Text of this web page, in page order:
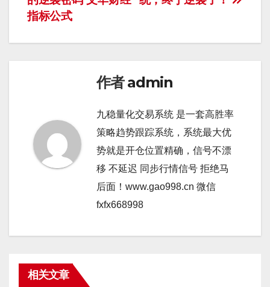
导
航
指标公式
作者admin
九稳量化交易系统 是一套高胜率
策略趋势跟踪系统，系统最大优
势就是开仓位置精确，信号不漂
移 不延迟 同步行情信号 拒绝马
后面！www.gao998.cn 微信
fxfx668998
相关文章